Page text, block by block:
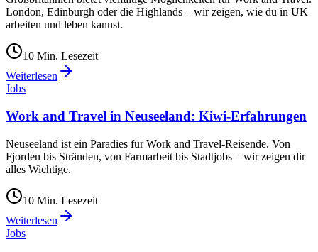
London, Edinburgh oder die Highlands – wir zeigen, wie du in UK
arbeiten und leben kannst.
10 Min. Lesezeit
Weiterlesen
Jobs
Work and Travel in Neuseeland: Kiwi-Erfahrungen
Neuseeland ist ein Paradies für Work and Travel-Reisende. Von
Fjorden bis Stränden, von Farmarbeit bis Stadtjobs – wir zeigen dir
alles Wichtige.
10 Min. Lesezeit
Weiterlesen
Jobs